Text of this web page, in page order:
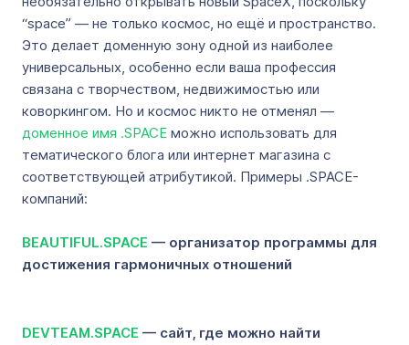
“space” — не только космос, но ещё и пространство.
Это делает доменную зону одной из наиболее
универсальных, особенно если ваша профессия
связана с творчеством, недвижимостью или
коворкингом. Но и космос никто не отменял —
доменное имя .SPACE можно использовать для
тематического блога или интернет магазина с
соответствующей атрибутикой. Примеры .SPACE-
компаний:
BEAUTIFUL.SPACE — организатор программы для
достижения гармоничных отношений
DEVTEAM.SPACE — сайт, где можно найти